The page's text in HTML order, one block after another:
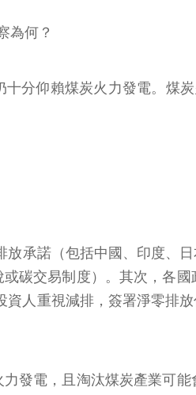
為何？
分仰賴煤炭火力發電。煤
承諾（包括中國、印度、
碳交易制度）。其次，各
人重視減排，簽署淨零排
發電，且淘汰煤炭產業可